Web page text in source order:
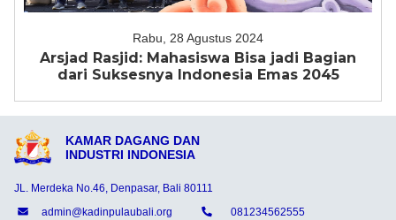
Rabu, 28 Agustus 2024
Arsjad Rasjid: Mahasiswa Bisa jadi Bagian
dari Suksesnya Indonesia Emas 2045
KAMAR DAGANG DAN
INDUSTRI INDONESIA
JL. Merdeka No.46, Denpasar, Bali 80111
admin@kadinpulaubali.org
081234562555